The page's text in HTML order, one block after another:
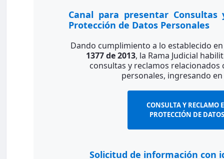
Canal para presentar
Protección de Datos Personales
Dando cumplimiento a lo establecido
1377 de 2013, la Rama Judicial
consultas y reclamos
personales, ingresando
CONSULTA Y RECLAMO
PROTECCIÓN DE
Solicitud de información con